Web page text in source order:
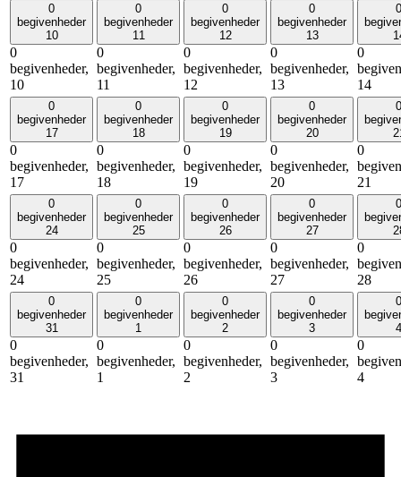
0
begivenheder
10
0
begivenheder,
10
0
begivenheder
11
0
begivenheder,
11
0
begivenheder
12
0
begivenheder,
12
0
begivenheder
13
0
begivenheder,
13
0
0
14
0
begivenheder
17
0
begivenheder,
17
0
begivenheder
18
0
begivenheder,
18
0
begivenheder
19
0
begivenheder,
19
0
begivenheder
20
0
begivenheder,
20
0
0
21
0
begivenheder
24
0
begivenheder,
24
0
begivenheder
25
0
begivenheder,
25
0
begivenheder
26
0
begivenheder,
26
0
begivenheder
27
0
begivenheder,
27
0
0
28
0
begivenheder
31
0
begivenheder,
31
0
begivenheder
1
0
begivenheder,
1
0
begivenheder
2
0
begivenheder,
2
0
begivenheder
3
0
begivenheder,
3
0
4
0
4